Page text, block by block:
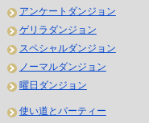
アンケートダンジョン
ゲリラダンジョン
スペシャルダンジョン
ノーマルダンジョン
曜日ダンジョン
使い道とパーティー